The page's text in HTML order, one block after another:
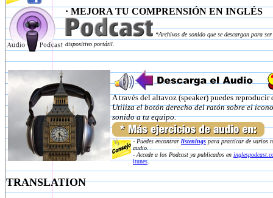
· MEJORA TU COMPRENSIÓN EN INGLÉS
*Archivos de sonido que se descargan para
dispositivo portátil.
A través del altavoz (speaker) puedes reproducir
Utiliza el botón derecho del ratón sobre el
sonido a tu equipo.
- Puedes encontrar listenings para practicar de varios
audio.
- Accede a los Podcast ya publicados en
itunes.
TRANSLATION